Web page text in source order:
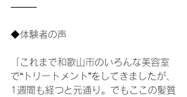
⸻
◆体験者の声
「これまで和歌山市のいろんな美容室
で“トリートメント”をしてきましたが、
1週間も経つと元通り。でもここの髪質